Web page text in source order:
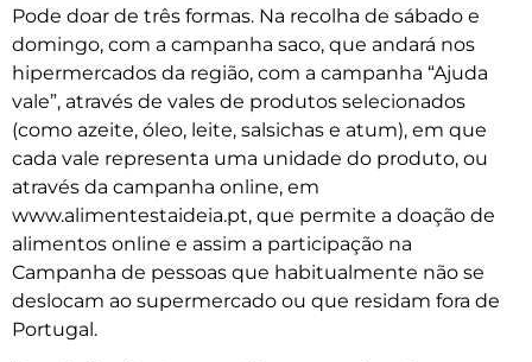
Pode doar de três formas. Na recolha de sábado e
domingo, com a campanha saco, que andará nos
hipermercados da região, com a campanha “Ajuda
vale”, através de vales de produtos selecionados
(como azeite, óleo, leite, salsichas e atum), em que
cada vale representa uma unidade do produto, ou
através da campanha online, em
www.alimentestaideia.pt, que permite a doação de
alimentos online e assim a participação na
Campanha de pessoas que habitualmente não se
deslocam ao supermercado ou que residam fora de
Portugal.